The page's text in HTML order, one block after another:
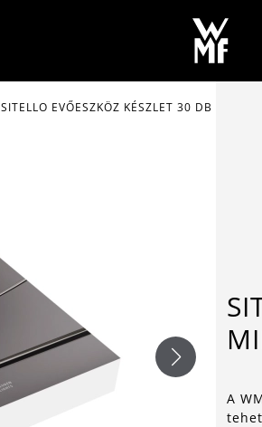
SITELLO EVŐESZKÖZ KÉSZLET 30 DB
A